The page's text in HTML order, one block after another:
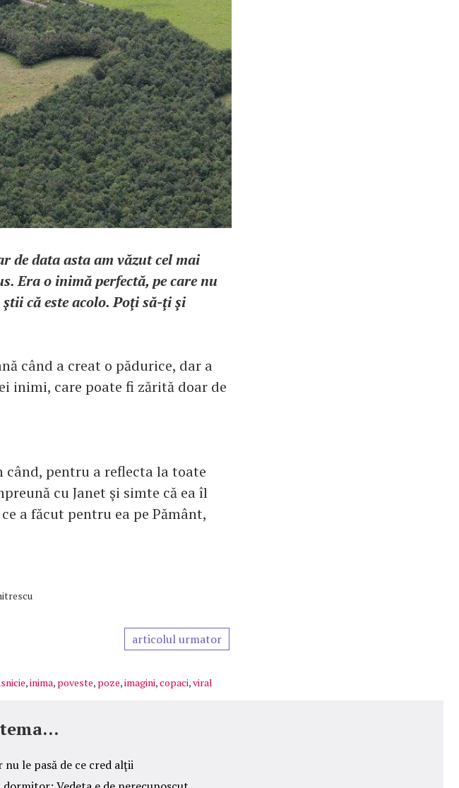
de data asta am văzut cel mai
Era o inimă perfectă, pe care nu
că este acolo. Poţi să-ţi şi
când a creat o pădurice, dar a
inimi, care poate fi zărită doar de
când, pentru a reflecta la toate
cu Janet şi simte că ea îl
a făcut pentru ea pe Pământ,
articolul urmator
,inima, poveste, poze,imagini,copaci,viral
le pasă de ce cred alţii